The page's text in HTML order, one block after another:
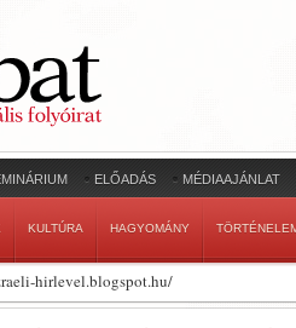
ELŐADÁS MÉDIAAJÁNLAT
KULTÚRA HAGYOMÁNY
hirlevel.blogspot.hu/